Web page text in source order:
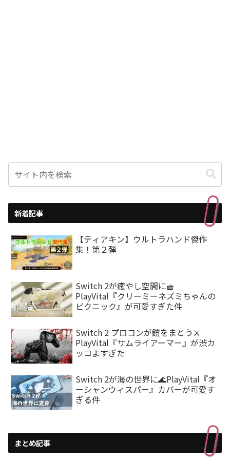
新着記事
【ティアキン】ウルトラハンド傑作
集！第２弾
Switch 2が癒やし空間に🧺
PlayVital『クリーミーネズミちゃんの
ピクニック』が可愛すぎた件
Switch 2 プロコンが鎧をまとう⚔️
PlayVital『サムライアーマー』が渋カ
ッコよすぎた
Switch 2が海の世界に🌊PlayVital『オ
ーシャンウィスパー』カバーが可愛す
ぎる件
まとめ記事